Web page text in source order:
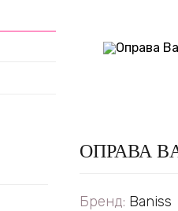
ОПРАВА
Бренд: Baniss